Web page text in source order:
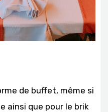
de buffet, même si
ainsi que pour le brik